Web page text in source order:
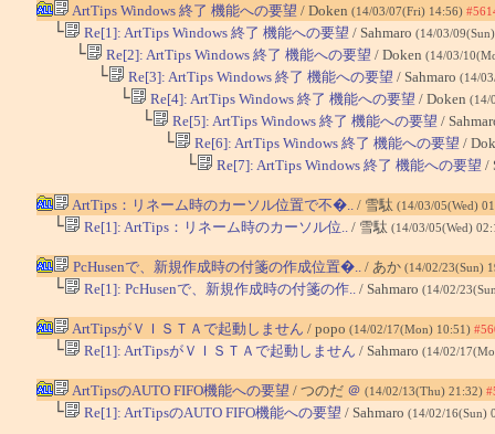
ArtTips Windows 終了 機能への要望 / Doken (14/03/07(Fri) 14:56)
└ Re[1]: ArtTips Windows 終了 機能への要望 / Sahmaro (14/03/
└ Re[2]: ArtTips Windows 終了 機能への要望 / Doken (14/03/
└ Re[3]: ArtTips Windows 終了 機能への要望 / Sahmaro (14/
└ Re[4]: ArtTips Windows 終了 機能への要望 / Doken (14/
└ Re[5]: ArtTips Windows 終了 機能への要望 /
└ Re[6]: ArtTips Windows 終了 機能への要望 /
└ Re[7]: ArtTips Windows 終了 機能への要望 /
ArtTips：リネーム時のカーソル位置で不�.. / 雪駄 (14/03/05(Wed)
└ Re[1]: ArtTips：リネーム時のカーソル位.. / 雪駄 (14/03/05(Wed)
PcHusenで、新規作成時の付箋の作成位置�.. / あか (14/02/23(Sun)
└ Re[1]: PcHusenで、新規作成時の付箋の作.. / Sahmaro (14/02/
ArtTipsがＶＩＳＴＡで起動しません / popo (14/02/17(Mon) 10:51)
└ Re[1]: ArtTipsがＶＩＳＴＡで起動しません / Sahmaro (14/02/
ArtTipsのAUTO FIFO機能への要望 / つのだ ＠ (14/02/13(Thu) 21:32)
└ Re[1]: ArtTipsのAUTO FIFO機能への要望 / Sahmaro (14/02/16(Sun)